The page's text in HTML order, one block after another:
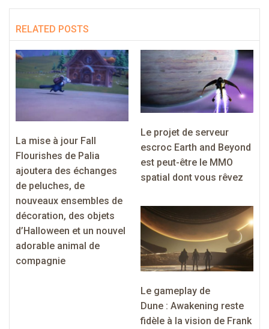
RELATED POSTS
La mise à jour Fall
Flourishes de Palia
ajoutera des échanges
de peluches, de
nouveaux ensembles de
décoration, des objets
d’Halloween et un nouvel
adorable animal de
compagnie
Le projet de serveur
escroc Earth and Beyond
est peut-être le MMO
spatial dont vous rêvez
Le gameplay de
Dune : Awakening reste
fidèle à la vision de Frank